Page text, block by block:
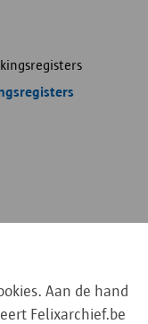
Aan de hand
Felixarchief.be